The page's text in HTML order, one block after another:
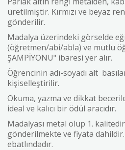
üretilmiştir. Kırmızı ve beyaz
gönderilir.
Madalya üzerindeki görselde
(öğretmen/abi/abla) ve mutlu
ŞAMPİYONU" ibaresi yer alır.
Öğrencinin adı-soyadı alt
kişiselleştirilir.
Okuma, yazma ve dikkat
ideal ve kalıcı bir ödül aracıdır.
Madalyası metal olup 1.
gönderilmekte ve fiyata
ebatlındadır.